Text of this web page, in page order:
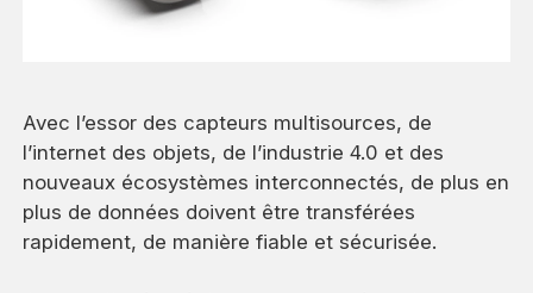
Avec l’essor des capteurs multisources, de
l’internet des objets, de l’industrie 4.0 et des
nouveaux écosystèmes interconnectés, de plus en
plus de données doivent être transférées
rapidement, de manière fiable et sécurisée.